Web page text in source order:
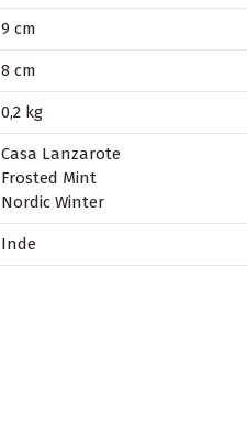
9 cm
8 cm
0,2 kg
Casa Lanzarote
Frosted Mint
Nordic Winter
Inde